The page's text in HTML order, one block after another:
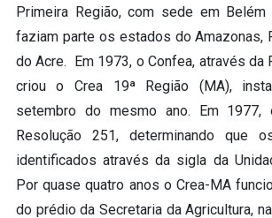
Primeira Região, com sede em
faziam parte os estados do Amazonas,
do Acre. Em 1973, o Confea, através da
criou o Crea 19ª Região (MA),
setembro do mesmo ano. Em 1977,
Resolução 251, determinando que
identificados através da sigla da
Por quase quatro anos o Crea-MA
do prédio da Secretaria da Agricultura,